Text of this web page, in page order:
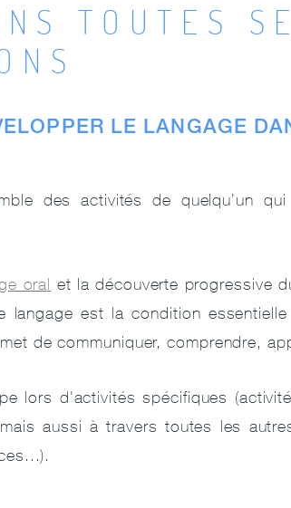
TOUTES
LE LANGAGE
des activités de quelqu’un
oral et la découverte progressive
langage est la condition
de communiquer, comprendre,
lors d'activités spécifiques
aussi à travers toutes les